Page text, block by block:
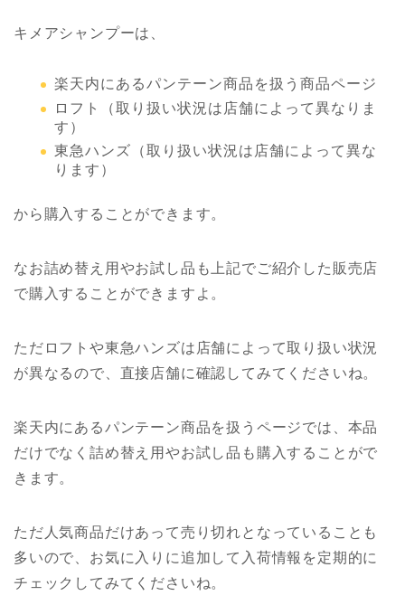
キメアシャンプーは、
楽天内にあるパンテーン商品を扱う商品ページ
ロフト（取り扱い状況は店舗によって異なりま
す）
東急ハンズ（取り扱い状況は店舗によって異な
ります）
から購入することができます。
なお詰め替え用やお試し品も上記でご紹介した販売店
で購入することができますよ。
ただロフトや東急ハンズは店舗によって取り扱い状況
が異なるので、直接店舗に確認してみてくださいね。
楽天内にあるパンテーン商品を扱うページでは、本品
だけでなく詰め替え用やお試し品も購入することがで
きます。
ただ人気商品だけあって売り切れとなっていることも
多いので、お気に入りに追加して入荷情報を定期的に
チェックしてみてくださいね。